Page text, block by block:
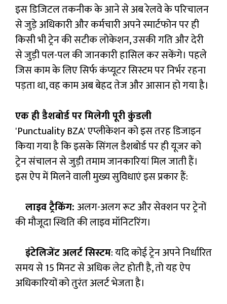
इस डिजिटल तकनीक के आने से अब रेलवे के परिचालन
से जुड़े अधिकारी और कर्मचारी अपने स्मार्टफोन पर ही
किसी भी ट्रेन की सटीक लोकेशन, उसकी गति और देरी
से जुड़ी पल-पल की जानकारी हासिल कर सकेंगे। पहले
जिस काम के लिए सिर्फ कंप्यूटर सिस्टम पर निर्भर रहना
पड़ता था, वह काम अब बेहद तेज और आसान हो गया है।
एक ही डैशबोर्ड पर मिलेगी पूरी कुंडली
'Punctuality BZA' एप्लीकेशन को इस तरह डिजाइन
किया गया है कि इसके सिंगल डैशबोर्ड पर ही यूजर को
ट्रेन संचालन से जुड़ी तमाम जानकारियां मिल जाती हैं।
इस ऐप में मिलने वाली मुख्य सुविधाएं इस प्रकार हैं:
लाइव ट्रैकिंग:अलग-अलग रूट और सेक्शन पर ट्रेनों
की मौजूदा स्थिति की लाइव मॉनिटरिंग।
इंटेलिजेंट अलर्ट सिस्टम: यदि कोई ट्रेन अपने निर्धारित
समय से 15 मिनट से अधिक लेट होती है, तो यह ऐप
अधिकारियों को तुरंत अलर्ट भेजता है।